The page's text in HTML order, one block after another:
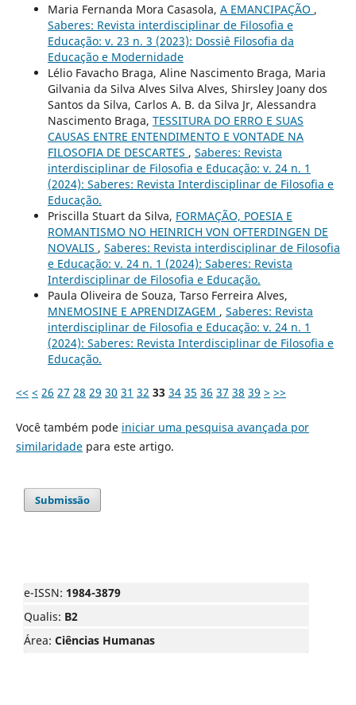
Maria Fernanda Mora Casasola, A EMANCIPAÇÃO ,
Saberes: Revista interdisciplinar de Filosofia e
Educação: v. 23 n. 3 (2023): Dossiê Filosofia da
Educação e Modernidade
Lélio Favacho Braga, Aline Nascimento Braga, Maria
Gilvania da Silva Alves Silva Alves, Shirsley Joany dos
Santos da Silva, Carlos A. B. da Silva Jr, Alessandra
Nascimento Braga, TESSITURA DO ERRO E SUAS
CAUSAS ENTRE ENTENDIMENTO E VONTADE NA
FILOSOFIA DE DESCARTES , Saberes: Revista
interdisciplinar de Filosofia e Educação: v. 24 n. 1
(2024): Saberes: Revista Interdisciplinar de Filosofia e
Educação.
Priscilla Stuart da Silva, FORMAÇÃO, POESIA E
ROMANTISMO NO HEINRICH VON OFTERDINGEN DE
NOVALIS , Saberes: Revista interdisciplinar de Filosofia
e Educação: v. 24 n. 1 (2024): Saberes: Revista
Interdisciplinar de Filosofia e Educação.
Paula Oliveira de Souza, Tarso Ferreira Alves,
MNEMOSINE E APRENDIZAGEM , Saberes: Revista
interdisciplinar de Filosofia e Educação: v. 24 n. 1
(2024): Saberes: Revista Interdisciplinar de Filosofia e
Educação.
<< < 26 27 28 29 30 31 32 33 34 35 36 37 38 39 > >>
Você também pode iniciar uma pesquisa avançada por
similaridadepara este artigo.
Submissão
e-ISSN: 1984-3879
Qualis: B2
Área: Ciências Humanas